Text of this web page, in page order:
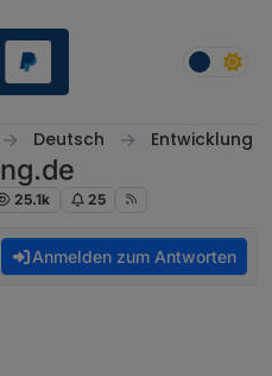
Deutsch Entwicklung
25.1k 25
Anmelden zum Antworten